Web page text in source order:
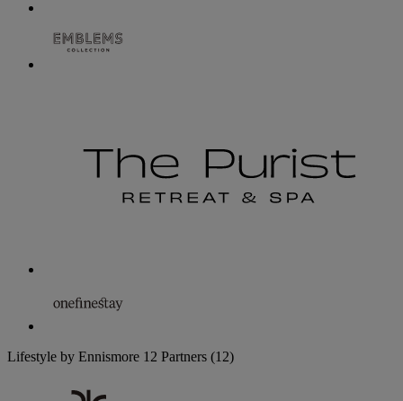
Lifestyle by Ennismore 12 Partners (12)